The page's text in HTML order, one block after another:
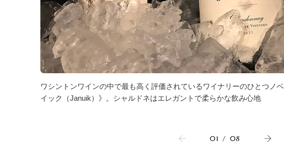
ワシントンワインの中で最も高く評価されているワイナリーのひとつノ
イック（Januik）》。シャルドネはエレガントで柔らかな飲み心地
01 / 08